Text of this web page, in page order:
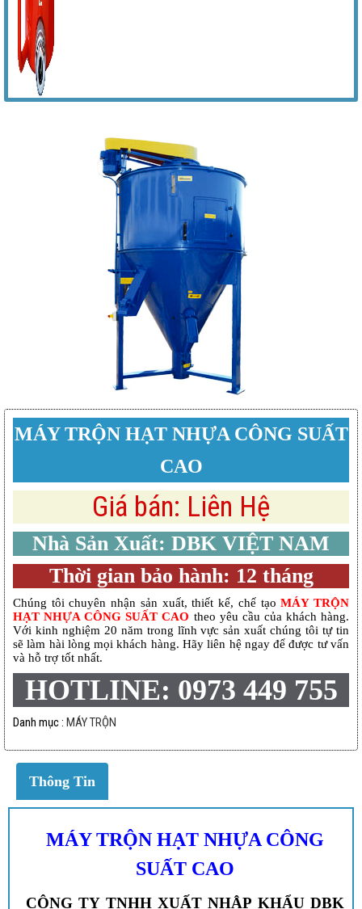
MÁY TRỘN HẠT NHỰA CÔNG SUẤT
CAO
Giá bán: Liên Hệ
Nhà Sản Xuất: DBK VIỆT NAM
Thời gian bảo hành: 12 tháng
Chúng tôi chuyên nhận sản xuất, thiết kế, chế tạoMÁY TRỘN
HẠT NHỰA CÔNG SUẤT CAO theo yêu cầu của khách hàng.
Với kinh nghiệm 20 năm trong lĩnh vực sản xuất chúng tôi tự tin
sẽ làm hài lòng mọi khách hàng. Hãy liên hệ ngay để được tư vấn
và hỗ trợ tốt nhất.
HOTLINE: 0973 449 755
Danh mục : MÁY TRỘN
Thông Tin
MÁY TRỘN HẠT NHỰA CÔNG
SUẤT CAO
CÔNG TY TNHH XUẤT NHẬP KHẨU DBK